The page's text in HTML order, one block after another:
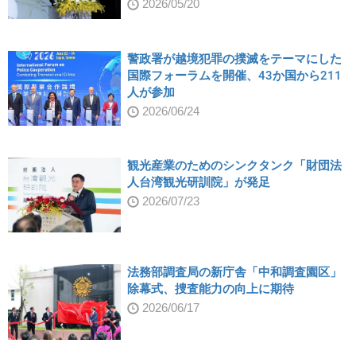
2026/05/20
警政署が越境犯罪の撲滅をテーマにした
国際フォーラムを開催、43か国から211
人が参加
2026/06/24
観光産業のためのシンクタンク「財団法
人台湾観光研訓院」が発足
2026/07/23
法務部調査局の新庁舎「中和調査園区」
除幕式、捜査能力の向上に期待
2026/06/17